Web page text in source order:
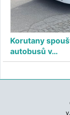
Korutany
autobusů v…